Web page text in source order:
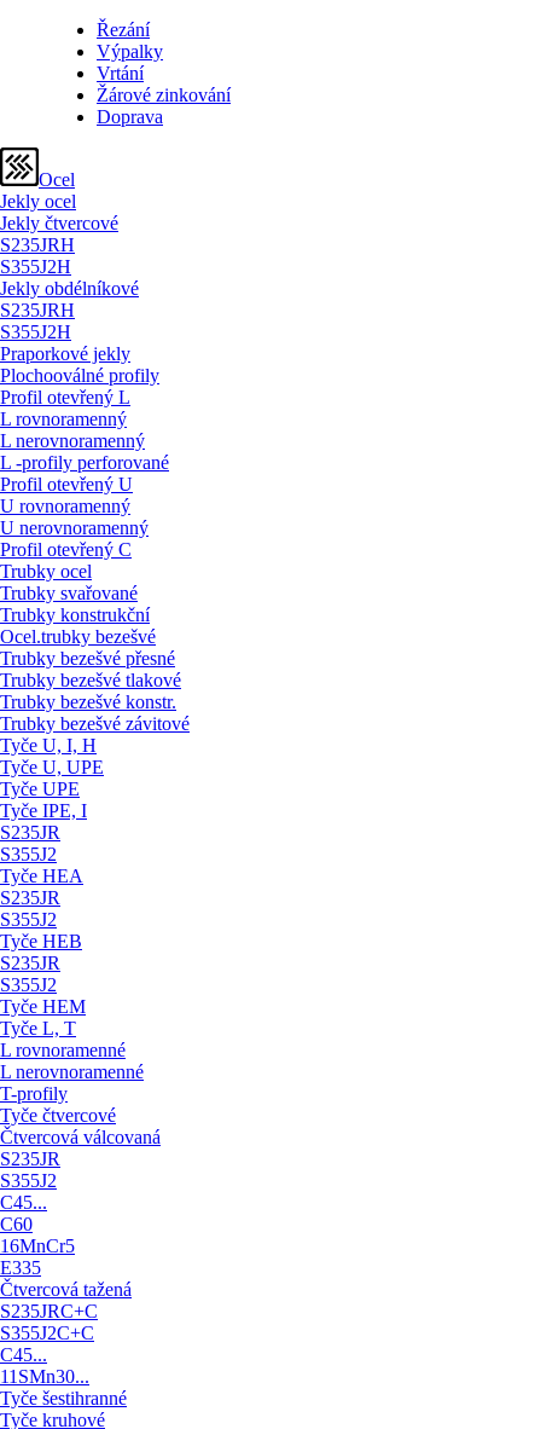
Řezání
Výpalky
Vrtání
Žárové zinkování
Doprava
Ocel
Jekly ocel
Jekly čtvercové
S235JRH
S355J2H
Jekly obdélníkové
S235JRH
S355J2H
Praporkové jekly
Plochooválné profily
Profil otevřený L
L rovnoramenný
L nerovnoramenný
L -profily perforované
Profil otevřený U
U rovnoramenný
U nerovnoramenný
Profil otevřený C
Trubky ocel
Trubky svařované
Trubky konstrukční
Ocel.trubky bezešvé
Trubky bezešvé přesné
Trubky bezešvé tlakové
Trubky bezešvé konstr.
Trubky bezešvé závitové
Tyče U, I, H
Tyče U, UPE
Tyče UPE
Tyče IPE, I
S235JR
S355J2
Tyče HEA
S235JR
S355J2
Tyče HEB
S235JR
S355J2
Tyče HEM
Tyče L, T
L rovnoramenné
L nerovnoramenné
T-profily
Tyče čtvercové
Čtvercová válcovaná
S235JR
S355J2
C45...
C60
16MnCr5
E335
Čtvercová tažená
S235JRC+C
S355J2C+C
C45...
11SMn30...
Tyče šestihranné
Tyče kruhové